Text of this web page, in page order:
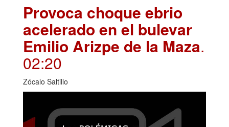
Provoca choque ebrio
acelerado en el bulevar
Emilio Arizpe de la Maza.
02:20
Zócalo Saltillo